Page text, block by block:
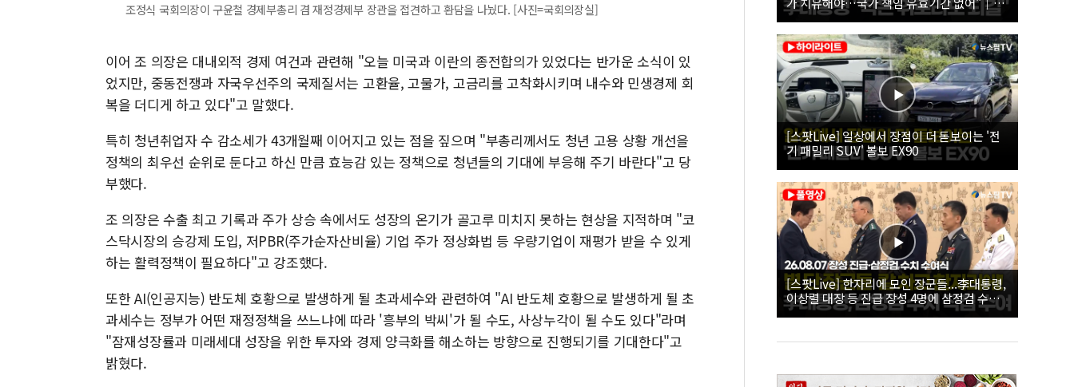
조정식 국회의장이 구윤철 경제부총리 겸 재정경제부 장관을 접견하고 환담을 나눴다. [사진=국회의장실]
이어 조 의장은 대내외적 경제 여건과 관련해 "오늘 미국과 이란의 종전합의가 있었다는 반가운 소식이 있
었지만, 중동전쟁과 자국우선주의 국제질서는 고환율, 고물가, 고금리를 고착화시키며 내수와 민생경제 회
복을 더디게 하고 있다"고 말했다.
특히 청년취업자 수 감소세가 43개월째 이어지고 있는 점을 짚으며 "부총리께서도 청년 고용 상황 개선을
정책의 최우선 순위로 둔다고 하신 만큼 효능감 있는 정책으로 청년들의 기대에 부응해 주기 바란다"고 당
부했다.
조 의장은 수출 최고 기록과 주가 상승 속에서도 성장의 온기가 골고루 미치지 못하는 현상을 지적하며 "코
스닥시장의 승강제 도입, 저PBR(주가순자산비율) 기업 주가 정상화법 등 우량기업이 재평가 받을 수 있게
하는 활력정책이 필요하다"고 강조했다.
또한 AI(인공지능) 반도체 호황으로 발생하게 될 초과세수와 관련하여 "AI 반도체 호황으로 발생하게 될 초
과세수는 정부가 어떤 재정정책을 쓰느냐에 따라 '흥부의 박씨'가 될 수도, 사상누각이 될 수도 있다"라며
"잠재성장률과 미래세대 성장을 위한 투자와 경제 양극화를 해소하는 방향으로 진행되기를 기대한다"고
밝혔다.
26.08.07 국가폭력 피해자 위로 오찬
[스팟Live] 일상에서 장점이 더 돋보이는 '전
기 패밀리 SUV' 볼보 EX90
[스팟Live] 한자리에 모인 장군들...李대통령,
이상렬 대장 등 진급 장성 4명에 삼정검 수치
직접 수여｜26.08.07 장성 진급·삼정검 수치